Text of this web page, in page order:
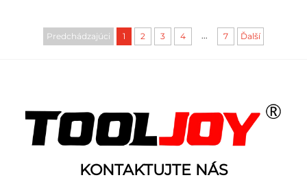
ako aj priemyselné
elektrické nástroje
ako aj priemyselné
elektrické nástroje
Predchádzajúci 1 2 3 4 ... 7 Ďalší
KONTAKTUJTE NÁS